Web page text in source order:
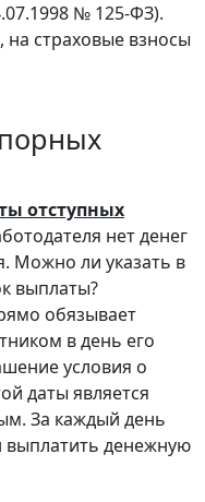
№ 125-ФЗ).
страховые взносы
отступных
нет денег
Можно ли указать в
выплаты?
обязывает
в день его
условия о
даты является
За каждый день
выплатить денежную